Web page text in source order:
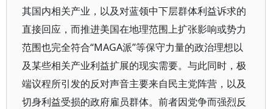
其国内相关产业，以及对蓝领中下层群体利益诉求的
直接回应，而推进美国在地理范围上扩张影响或势力
范围也完全符合“MAGA派”等保守力量的政治理想以
及某些相关产业利益扩展的现实需要。与此同时，极
端议程所引发的反对声音主要来自民主党阵营，以及
切身利益受损的政府雇员群体。前者因党争而强烈反